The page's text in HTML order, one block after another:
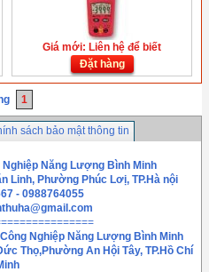
Giá mới: Liên hệ để biết
Đặt hàng
1
sách bảo mật thông tin
Năng Lượng Bình Minh
Linh, Phường Phúc Lơị, TP.Hà nội
- 0988764055
Nghiệp Năng Lượng Bình Minh
Thọ,Phường An Hội Tây, TP.Hồ Chí